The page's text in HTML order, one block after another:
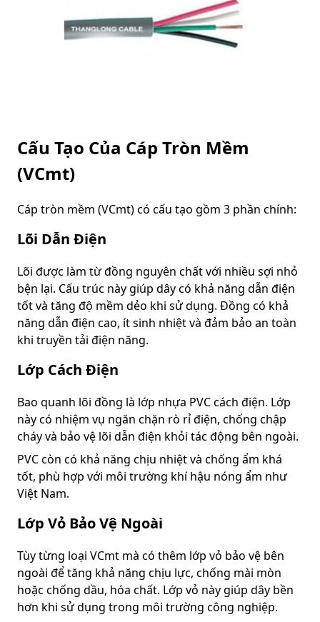
Cấu Tạo Của Cáp Tròn Mềm
(VCmt)
Cáp tròn mềm (VCmt) có cấu tạo gồm 3 phần chính:
Lõi Dẫn Điện
Lõi được làm từ đồng nguyên chất với nhiều sợi nhỏ
bện lại. Cấu trúc này giúp dây có khả năng dẫn điện
tốt và tăng độ mềm dẻo khi sử dụng. Đồng có khả
năng dẫn điện cao, ít sinh nhiệt và đảm bảo an toàn
khi truyền tải điện năng.
Lớp Cách Điện
Bao quanh lõi đồng là lớp nhựa PVC cách điện. Lớp
này có nhiệm vụ ngăn chặn rò rỉ điện, chống chập
cháy và bảo vệ lõi dẫn điện khỏi tác động bên ngoài.
PVC còn có khả năng chịu nhiệt và chống ẩm khá
tốt, phù hợp với môi trường khí hậu nóng ẩm như
Việt Nam.
Lớp Vỏ Bảo Vệ Ngoài
Tùy từng loại VCmt mà có thêm lớp vỏ bảo vệ bên
ngoài để tăng khả năng chịu lực, chống mài mòn
hoặc chống dầu, hóa chất. Lớp vỏ này giúp dây bền
hơn khi sử dụng trong môi trường công nghiệp.